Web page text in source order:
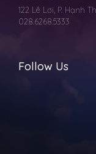
122 Lê Lơi, P. Hạnh
028.6268.5333
Follow Us